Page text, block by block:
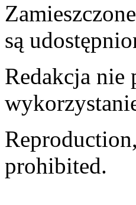
są
Redakcja
prohibited.